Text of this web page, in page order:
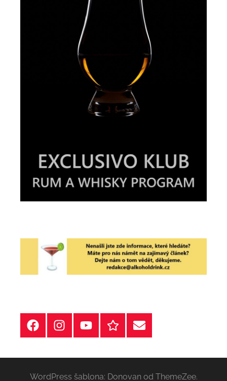
FacebookInstagram
YT
Redakční
kontakty
E-
mail
WordPress šablona: Donovan od ThemeZee.